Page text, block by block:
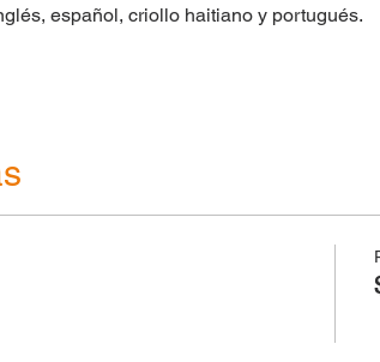
español, criollo haitiano y portugués.